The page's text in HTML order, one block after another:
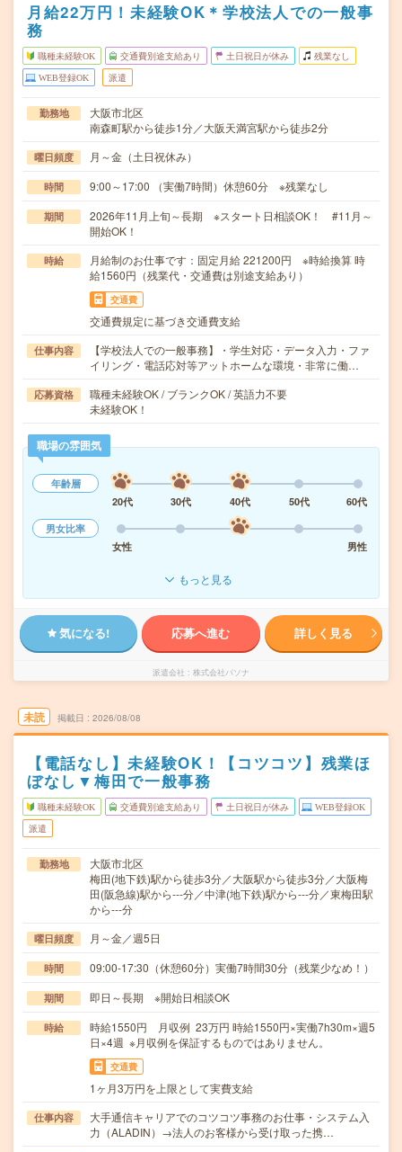
月給22万円！未経験OK＊学校法人での一般事
務
職種未経験OK 交通費別途支給あり 土日祝日が休み 残業なし
WEB登録OK 派遣
勤務地
大阪市北区
南森町駅から徒歩1分／大阪天満宮駅から徒歩2分
曜日頻度 月～金（土日祝休み）
時間 9:00～17:00 （実働7時間）休憩60分 ※残業なし
期間
2026年11月上旬～長期 ※スタート日相談OK！ #11月～
開始OK！
時給
月給制のお仕事です：固定月給 221200円 ※時給換算 時
給1560円（残業代・交通費は別途支給あり）
交通費
交通費規定に基づき交通費支給
仕事内容
【学校法人での一般事務】・学生対応・データ入力・ファ
イリング・電話応対等アットホームな環境・非常に働…
応募資格
職種未経験OK / ブランクOK / 英語力不要
未経験OK！
職場の雰囲気
年齢層
20代
30代 40代 50代
60代
男女比率
女性
男性
もっと見る
気になる! 応募へ進む 詳しく見る
派遣会社 株式会社パソナ
未読 掲載日 2026/08/08
【電話なし】未経験OK！【コツコツ】残業ほ
ぼなし▼梅田で一般事務
職種未経験OK 交通費別途支給あり 土日祝日が休み WEB登録OK
派遣
勤務地
大阪市北区
梅田(地下鉄)駅から徒歩3分／大阪駅から徒歩3分／大阪梅
田(阪急線)駅から---分／中津(地下鉄)駅から---分／東梅田駅
から---分
曜日頻度 月～金／週5日
時間 09:00-17:30（休憩60分）実働7時間30分（残業少なめ！）
期間 即日～長期 ※開始日相談OK
時給
時給1550円 月収例 23万円 時給1550円×実働7h30m×週5
日×4週 ※月収例を保証するものではありません。
交通費
1ヶ月3万円を上限として実費支給
仕事内容
大手通信キャリアでのコツコツ事務のお仕事・システム入
力（ALADIN）→法人のお客様から受け取った携…